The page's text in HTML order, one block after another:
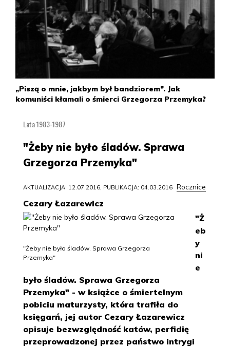
„Piszą o mnie, jakbym był bandziorem”. Jak
komuniści kłamali o śmierci Grzegorza Przemyka?
Lata 1983-1987
"Żeby nie było śladów. Sprawa
Grzegorza Przemyka"
AKTUALIZACJA: 12.07.2016, PUBLIKACJA: 04.03.2016 Rocznice
Cezary Łazarewicz
"Żeby nie było śladów. Sprawa Grzegorza
Przemyka"
"Ż
eb
y
ni
e
było śladów. Sprawa Grzegorza
Przemyka" - w książce o śmiertelnym
pobiciu maturzysty, która trafiła do
księgarń, jej autor Cezary Łazarewicz
opisuje bezwzględność katów, perfidię
przeprowadzonej przez państwo intrygi